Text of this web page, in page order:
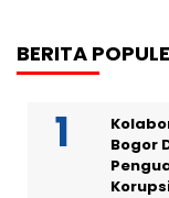
BERITA
Bogor